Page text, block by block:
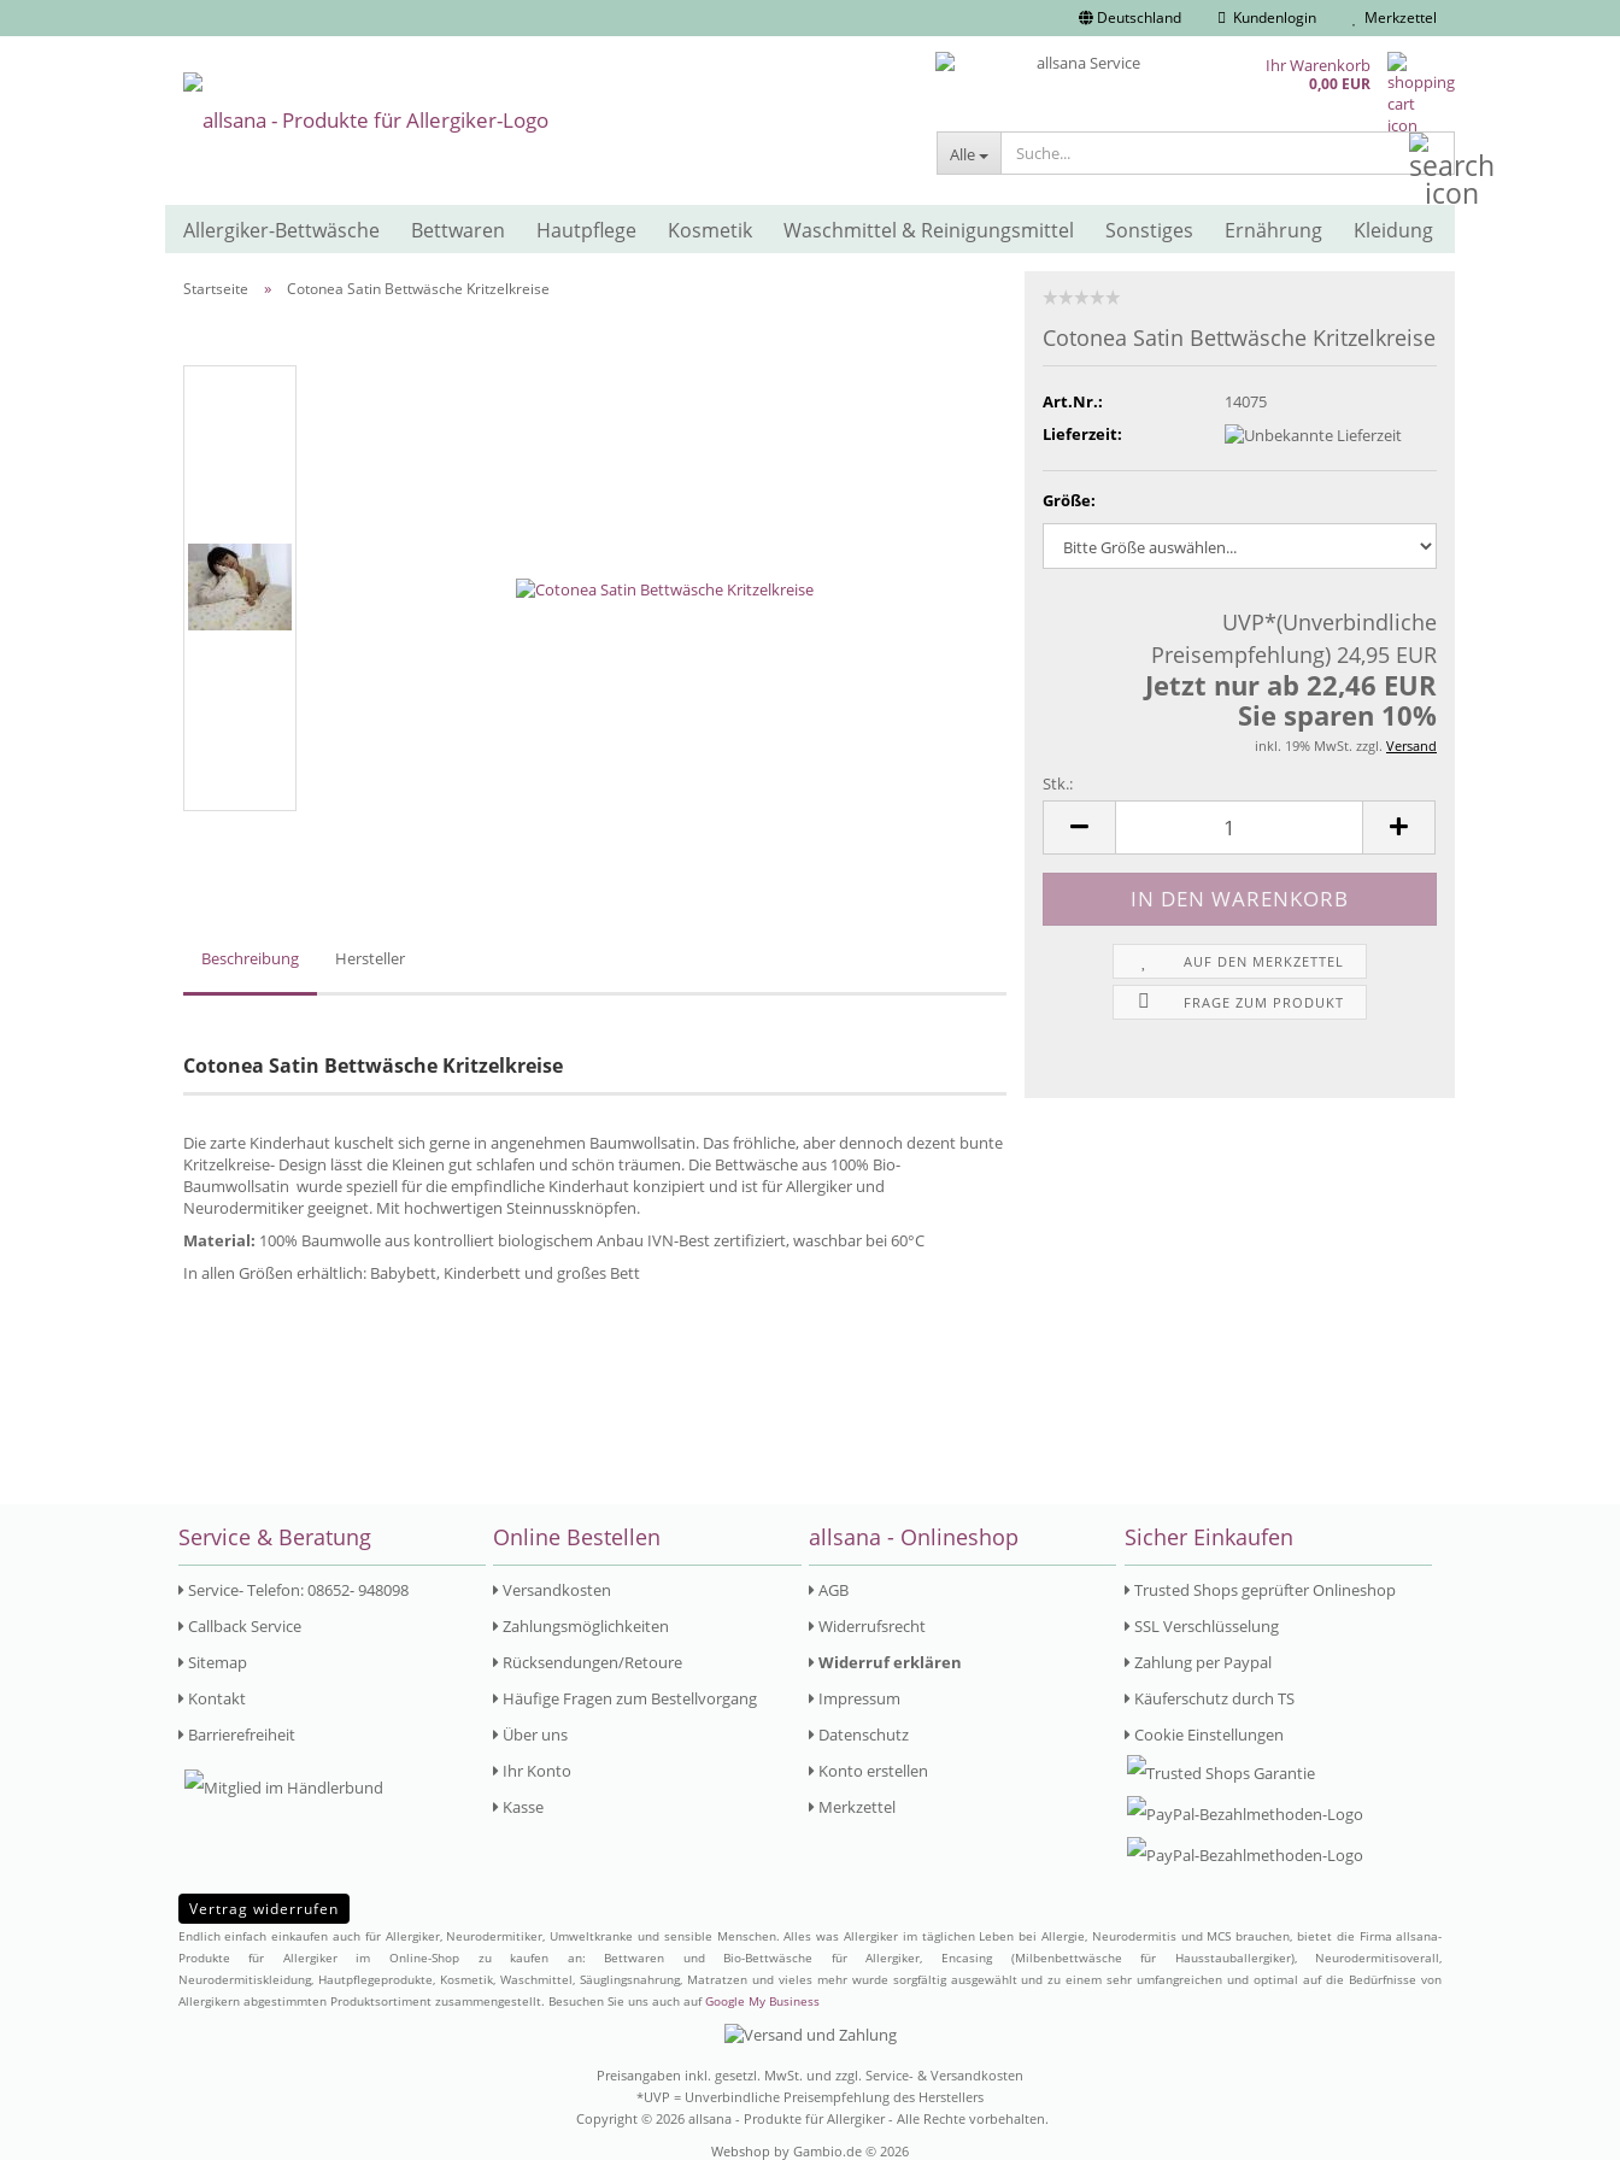
Deutschland Kundenlogin Merkzettel
Alle
Ihr Warenkorb
0,00 EUR
Allergiker-Bettwäsche Bettwaren Hautpflege Kosmetik Waschmittel & Reinigungsmittel Sonstiges Ernährung Kleidung
Startseite » Cotonea Satin Bettwäsche Kritzelkreise
Cotonea Satin Bettwäsche Kritzelkreise
Art.Nr.:
14075
Lieferzeit:
Größe:
UVP*(Unverbindliche
Preisempfehlung) 24,95 EUR
Jetzt nur ab 22,46 EUR
Sie sparen 10%
inkl. 19% MwSt. zzgl. Versand
Stk.:
AUF DEN MERKZETTEL
FRAGE ZUM PRODUKT
Beschreibung Hersteller
Cotonea Satin Bettwäsche Kritzelkreise
Die zarte Kinderhaut kuschelt sich gerne in angenehmen Baumwollsatin. Das fröhliche, aber dennoch dezent bunte
Kritzelkreise- Design lässt die Kleinen gut schlafen und schön träumen. Die Bettwäsche aus 100% Bio-
Baumwollsatin wurde speziell für die empfindliche Kinderhaut konzipiert und ist für Allergiker und
Neurodermitiker geeignet. Mit hochwertigen Steinnussknöpfen.
Material: 100% Baumwolle aus kontrolliert biologischem Anbau IVN-Best zertifiziert, waschbar bei 60°C
In allen Größen erhältlich: Babybett, Kinderbett und großes Bett
Service & Beratung
Service- Telefon: 08652- 948098
Callback Service
Sitemap
Kontakt
Barrierefreiheit
Online Bestellen
Versandkosten
Zahlungsmöglichkeiten
Rücksendungen/Retoure
Häufige Fragen zum Bestellvorgang
Über uns
Ihr Konto
Kasse
allsana - Onlineshop
AGB
Widerrufsrecht
Widerruf erklären
Impressum
Datenschutz
Konto erstellen
Merkzettel
Sicher Einkaufen
Trusted Shops geprüfter Onlineshop
SSL Verschlüsselung
Zahlung per Paypal
Käuferschutz durch TS
Cookie Einstellungen
Vertrag widerrufen
Endlich einfach einkaufen auch für Allergiker, Neurodermitiker, Umweltkranke und sensible Menschen. Alles was Allergiker im täglichen Leben bei Allergie, Neurodermitis und MCS brauchen, bietet die Firma allsana-
Produkte für Allergiker im Online-Shop zu kaufen an: Bettwaren und Bio-Bettwäsche für Allergiker, Encasing (Milbenbettwäsche für Hausstauballergiker), Neurodermitisoverall,
Neurodermitiskleidung, Hautpflegeprodukte, Kosmetik, Waschmittel, Säuglingsnahrung, Matratzen und vieles mehr wurde sorgfältig ausgewählt und zu einem sehr umfangreichen und optimal auf die Bedürfnisse von
Allergikern abgestimmten Produktsortiment zusammengestellt. Besuchen Sie uns auch aufGoogle My Business
Preisangaben inkl. gesetzl. MwSt. und zzgl. Service- & Versandkosten
*UVP = Unverbindliche Preisempfehlung des Herstellers
Copyright © 2026 allsana - Produkte für Allergiker - Alle Rechte vorbehalten.
Webshop by Gambio.de © 2026